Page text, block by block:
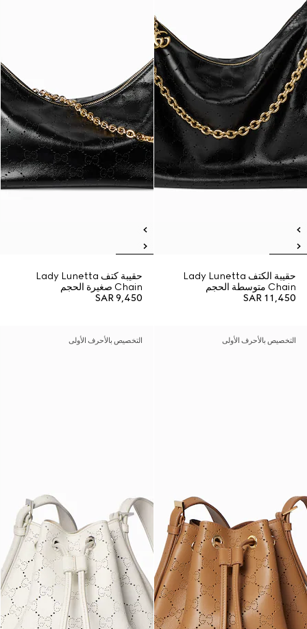
حقيبة الكتف Lady Lunetta
Chain متوسطة الحجم
SAR 11,450
حقيبة كتف Lady Lunetta
Chain صغيرة الحجم
SAR 9,450
التخصيص بالأحرف الأولى التخصيص بالأحرف الأولى